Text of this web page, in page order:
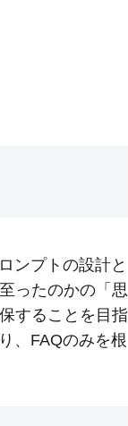
ンプトの設計と
ったのかの「思
することを目指
、FAQのみを根